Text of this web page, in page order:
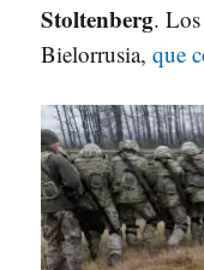
Stoltenberg.
Bielorrusia, que